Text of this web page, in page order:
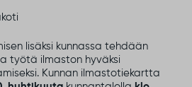
lisäksi kunnassa tehdään
työtä ilmaston hyväksi
Kunnan ilmastotiekartta